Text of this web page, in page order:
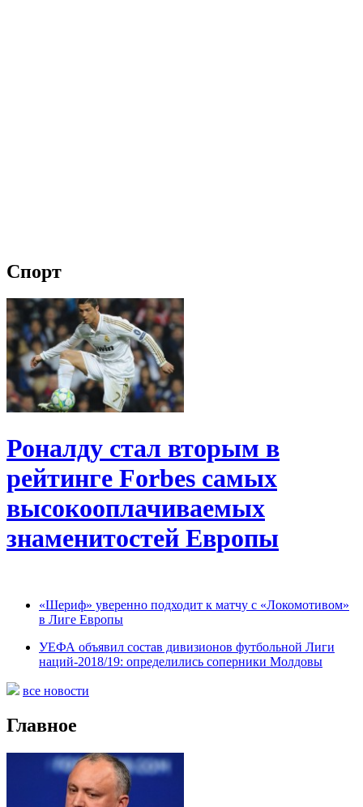
Спорт
Роналду стал вторым в
рейтинге Forbes самых
высокооплачиваемых
знаменитостей Европы
«Шериф» уверенно подходит к матчу с «Локомотивом»
в Лиге Европы
УЕФА объявил состав дивизионов футбольной Лиги
наций-2018/19: определились соперники Молдовы
все новости
Главное